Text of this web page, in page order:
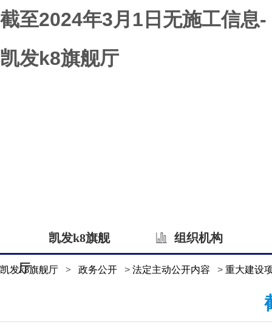
截至2024年3月1日无施工信息-
凯发k8旗舰厅
凯发k8旗舰
厅
组织机构
凯发k8旗舰厅 > 政务公开 > 法定主动公开内容 > 重大建设